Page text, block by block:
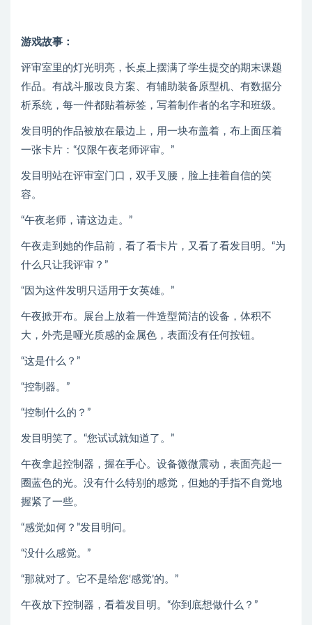
游戏故事：
评审室里的灯光明亮，长桌上摆满了学生提交的期末课题
作品。有战斗服改良方案、有辅助装备原型机、有数据分
析系统，每一件都贴着标签，写着制作者的名字和班级。
发目明的作品被放在最边上，用一块布盖着，布上面压着
一张卡片：“仅限午夜老师评审。”
发目明站在评审室门口，双手叉腰，脸上挂着自信的笑
容。
“午夜老师，请这边走。”
午夜走到她的作品前，看了看卡片，又看了看发目明。“为
什么只让我评审？”
“因为这件发明只适用于女英雄。”
午夜掀开布。展台上放着一件造型简洁的设备，体积不
大，外壳是哑光质感的金属色，表面没有任何按钮。
“这是什么？”
“控制器。”
“控制什么的？”
发目明笑了。“您试试就知道了。”
午夜拿起控制器，握在手心。设备微微震动，表面亮起一
圈蓝色的光。没有什么特别的感觉，但她的手指不自觉地
握紧了一些。
“感觉如何？”发目明问。
“没什么感觉。”
“那就对了。它不是给您‘感觉’的。”
午夜放下控制器，看着发目明。“你到底想做什么？”